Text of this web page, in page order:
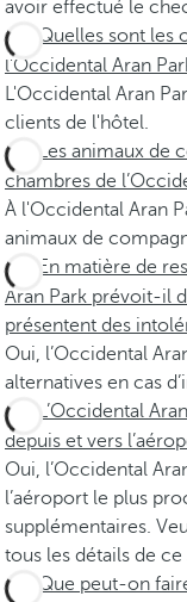
avoir effectué le
Quelles sont les
l'Occidental Aran
L'Occidental Aran
clients de l'hôtel.
Les animaux de
chambres de
À l'Occidental Aran
animaux de
En matière de
Aran Park prévoit-il
présentent des
Oui, l’Occidental
alternatives en cas
L’Occidental
depuis et vers
Oui, l’Occidental
l’aéroport le plus
supplémentaires.
tous les détails de ce
Que peut-on